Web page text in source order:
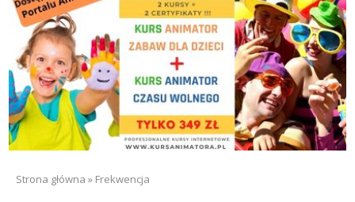
Strona główna » Frekwencja